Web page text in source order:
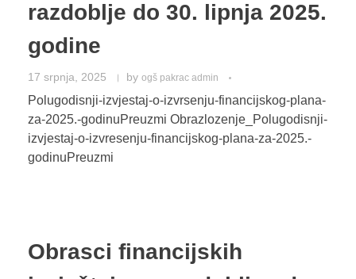
razdoblje do 30. lipnja 2025.
godine
17 srpnja, 2025 by ogš pakrac admin
Polugodisnji-izvjestaj-o-izvrsenju-financijskog-plana-
za-2025.-godinuPreuzmi Obrazlozenje_Polugodisnji-
izvjestaj-o-izvresenju-financijskog-plana-za-2025.-
godinuPreuzmi
Obrasci financijskih